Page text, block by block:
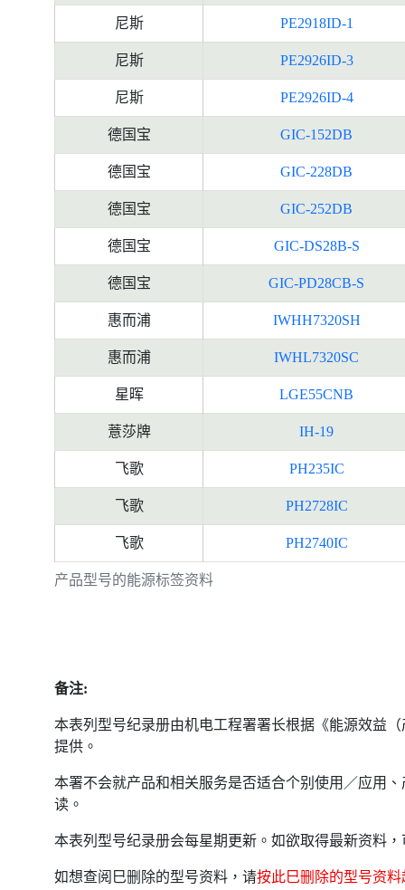
产品型号的能源标签资料
尼斯 PE2918ID-1
尼斯 PE2926ID-3
尼斯 PE2926ID-4
德国宝 GIC-152DB
德国宝 GIC-228DB
德国宝 GIC-252DB
德国宝 GIC-DS28B-S
德国宝 GIC-PD28CB-S
惠而浦 IWHH7320SH
惠而浦 IWHL7320SC
星晖 LGE55CNB
薏莎牌 IH-19
飞歌 PH235IC
飞歌 PH2728IC
飞歌 PH2740IC
备注:
本表列型号纪录册由机电工程署署长根据《能源效益
提供。
本署不会就产品和相关服务是否适合个别使用／应用
读。
本表列型号纪录册会每星期更新。如欲取得最新资料
如想查阅巳删除的型号资料，请按此巳删除的型号资料